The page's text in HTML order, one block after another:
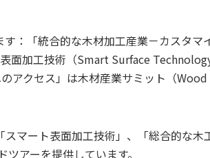
：「統合的な木材加工産業－カスタ
加工技術（Smart Surface
アクセス」は木材産業サミット（
マート表面加工技術」、「総合的な
アーを提供しています。